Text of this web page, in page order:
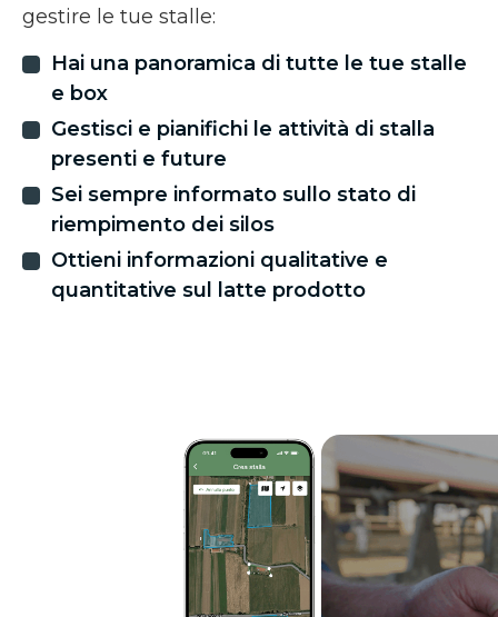
gestire le tue stalle:
Hai una panoramica di tutte le tue stalle
e box
Gestisci e pianifichi le attività di stalla
presenti e future
Sei sempre informato sullo stato di
riempimento dei silos
Ottieni informazioni qualitative e
quantitative sul latte prodotto